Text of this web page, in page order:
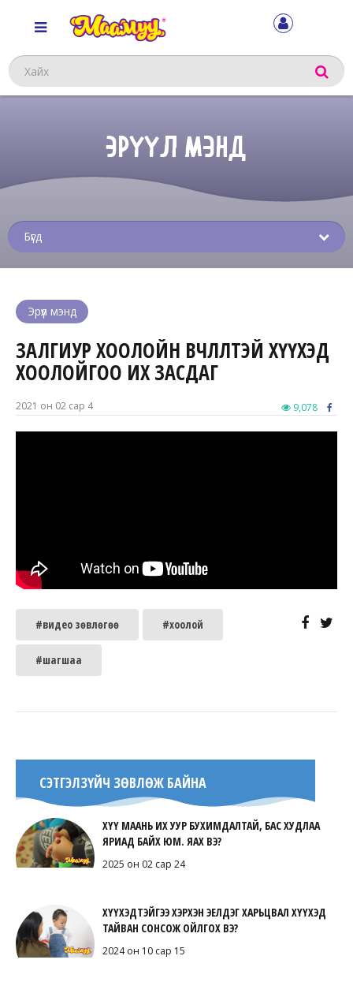
Хайх
ЭРҮҮЛ МЭНД
Эрүүл мэнд
ЗАЛГИУР ХООЛОЙН ӨВЧЛӨЛТЭЙ ХҮҮХЭД
ХООЛОЙГОО ИХ ЗАСДАГ
2021 он 02 сар 4 9,078
#видео зөвлөгөө #хоолой
#шагшаа
СЭТГЭЛЗҮЙЧ ЗӨВЛӨЖ БАЙНА
ХҮҮ МААНЬ ИХ УУР БУХИМДАЛТАЙ, БАС ХУДЛАА
ЯРИАД БАЙХ ЮМ. ЯАХ ВЭ?
2025 он 02 сар 24
ХҮҮХЭДТЭЙГЭЭ ХЭРХЭН ЭЕЛДЭГ ХАРЬЦВАЛ ХҮҮХЭД
ТАЙВАН СОНСОЖ ОЙЛГОХ ВЭ?
2024 он 10 сар 15